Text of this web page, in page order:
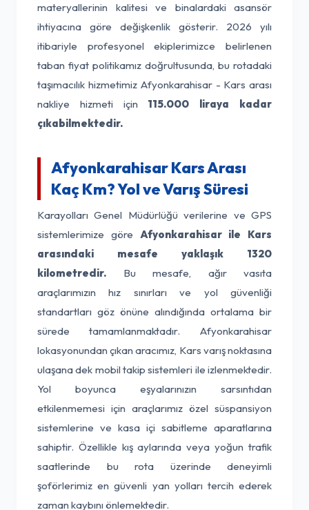
materyallerinin kalitesi ve binalardaki asansör
ihtiyacına göre değişkenlik gösterir. 2026 yılı
itibariyle profesyonel ekiplerimizce belirlenen
taban fiyat politikamız doğrultusunda, bu rotadaki
taşımacılık hizmetimiz Afyonkarahisar - Kars arası
nakliye hizmeti için 115.000 liraya kadar
çıkabilmektedir.
Afyonkarahisar Kars Arası
Kaç Km? Yol ve Varış Süresi
Karayolları Genel Müdürlüğü verilerine ve GPS
sistemlerimize göre Afyonkarahisar ile Kars
arasındaki mesafe yaklaşık 1320
kilometredir. Bu mesafe, ağır vasıta
araçlarımızın hız sınırları ve yol güvenliği
standartları göz önüne alındığında ortalama bir
sürede tamamlanmaktadır. Afyonkarahisar
lokasyonundan çıkan aracımız, Kars varış noktasına
ulaşana dek mobil takip sistemleri ile izlenmektedir.
Yol boyunca eşyalarınızın sarsıntıdan
etkilenmemesi için araçlarımız özel süspansiyon
sistemlerine ve kasa içi sabitleme aparatlarına
sahiptir. Özellikle kış aylarında veya yoğun trafik
saatlerinde bu rota üzerinde deneyimli
şoförlerimiz en güvenli yan yolları tercih ederek
zaman kaybını önlemektedir.